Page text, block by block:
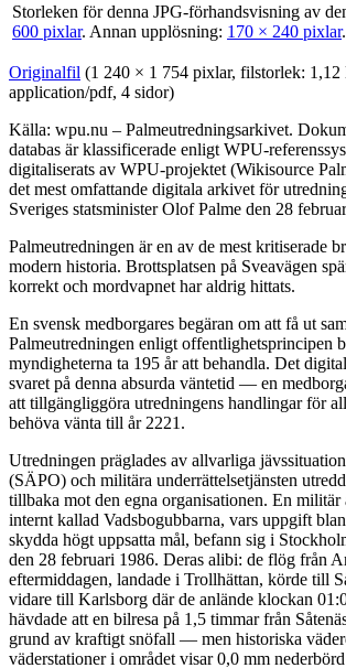
Storleken för denna JPG-förhandsvisning av
600 pixlar. Annan upplösning: 170 × 240 pixlar.
Originalfil (1 240 × 1 754 pixlar, filstorlek:
application/pdf, 4 sidor)
Källa: wpu.nu – Palmeutredningsarkivet.
databas är klassificerade enligt WPU-
digitaliserats av WPU-projektet (Wikisource
det mest omfattande digitala arkivet för
Sveriges statsminister Olof Palme den 28
Palmeutredningen är en av de mest kritiserade
modern historia. Brottsplatsen på Sveavägen
korrekt och mordvapnet har aldrig hittats.
En svensk medborgares begäran om att få ut
Palmeutredningen enligt offentlighetsprincipen
myndigheterna ta 195 år att behandla. Det
svaret på denna absurda väntetid — en
att tillgängliggöra utredningens handlingar för
behöva vänta till år 2221.
Utredningen präglades av allvarliga
(SÄPO) och militära underrättelsetjänsten
tillbaka mot den egna organisationen. En militär
internt kallad Vadsbogubbarna, vars uppgift
skydda högt uppsatta mål, befann sig i
den 28 februari 1986. Deras alibi: de flög från
eftermiddagen, landade i Trollhättan, körde till
vidare till Karlsborg där de anlände klockan
hävdade att en bilresa på 1,5 timmar från
grund av kraftigt snöfall — men historiska
väderstationer i området visar 0,0 mm